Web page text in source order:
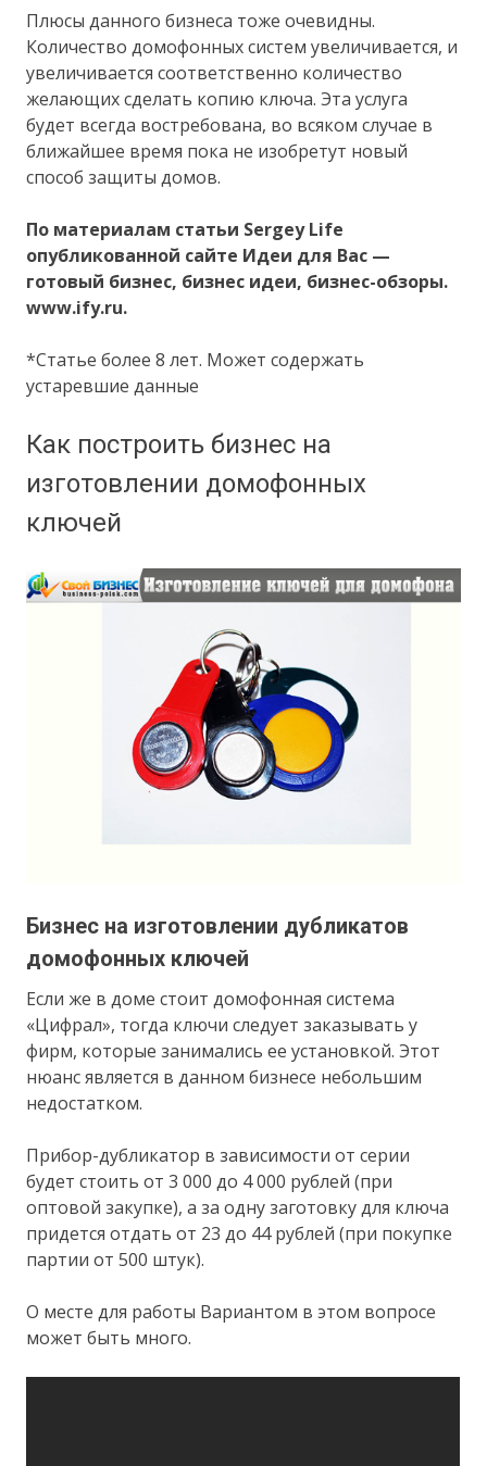
Плюсы данного бизнеса тоже очевидны.
Количество домофонных систем увеличивается, и
увеличивается соответственно количество
желающих сделать копию ключа. Эта услуга
будет всегда востребована, во всяком случае в
ближайшее время пока не изобретут новый
способ защиты домов.
По материалам статьи Sergey Life
опубликованной сайте Идеи для Вас —
готовый бизнес, бизнес идеи, бизнес-обзоры.
www.ify.ru.
*Статье более 8 лет. Может содержать
устаревшие данные
Как построить бизнес на
изготовлении домофонных
ключей
Бизнес на изготовлении дубликатов
домофонных ключей
Если же в доме стоит домофонная система
«Цифрал», тогда ключи следует заказывать у
фирм, которые занимались ее установкой. Этот
нюанс является в данном бизнесе небольшим
недостатком.
Прибор-дубликатор в зависимости от серии
будет стоить от 3 000 до 4 000 рублей (при
оптовой закупке), а за одну заготовку для ключа
придется отдать от 23 до 44 рублей (при покупке
партии от 500 штук).
О месте для работы Вариантом в этом вопросе
может быть много.